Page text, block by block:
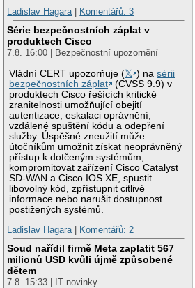
Ladislav Hagara| Komentářů: 3
Série bezpečnostních záplat v
produktech Cisco
7.8. 16:00 | Bezpečnostní upozornění
Vládní CERT upozorňuje (𝕏 ) nasérii
bezpečnostních záplat
(CVSS 9.9) v
produktech Cisco řešících kritické
zranitelnosti umožňující obejití
autentizace, eskalaci oprávnění,
vzdálené spuštění kódu a odepření
služby. Úspěšné zneužití může
útočníkům umožnit získat neoprávněný
přístup k dotčeným systémům,
kompromitovat zařízení Cisco Catalyst
SD-WAN a Cisco IOS XE, spustit
libovolný kód, zpřístupnit citlivé
informace nebo narušit dostupnost
postižených systémů.
Ladislav Hagara| Komentářů: 2
Soud nařídil firmě Meta zaplatit 567
milionů USD kvůli újmě způsobené
dětem
7.8. 15:33 | IT novinky